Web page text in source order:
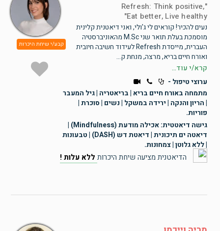
קבע/י שיחת היכרות
Refresh: Think positive,
Eat better, Live healthy
נעים להכיר! קוראים לי ג'ולי, ואני דיאטנית קלינית
מוסמכת בעלת תואר שני M.Sc מהאוניברסטיה
העברית, מייסדת Refresh לעידוד חשיבה חיובית
ואורח חיים בריא, מרצה, מנחת ק...
קרא/י עוד...
ערוצי טיפול -
מתמחה באורח חיים בריא | בריאטריה | גיל המעבר
| הריון והנקה | ירידה במשקל | נשים | סוכרת |
פוריות.
גישה דיאטטית: אכילה מודעת (Mindfulness) |
דיאטה ים תיכונית | דיאטת דש (DASH) | טבעונות
| ללא גלוטן | צמחונות.
הדיאטנית מציעה שיחת היכרות ללא עלות !